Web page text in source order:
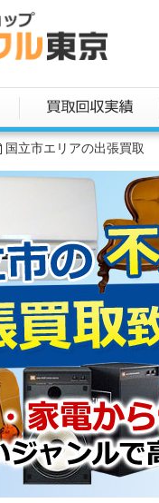
国立市エリアの出張買取